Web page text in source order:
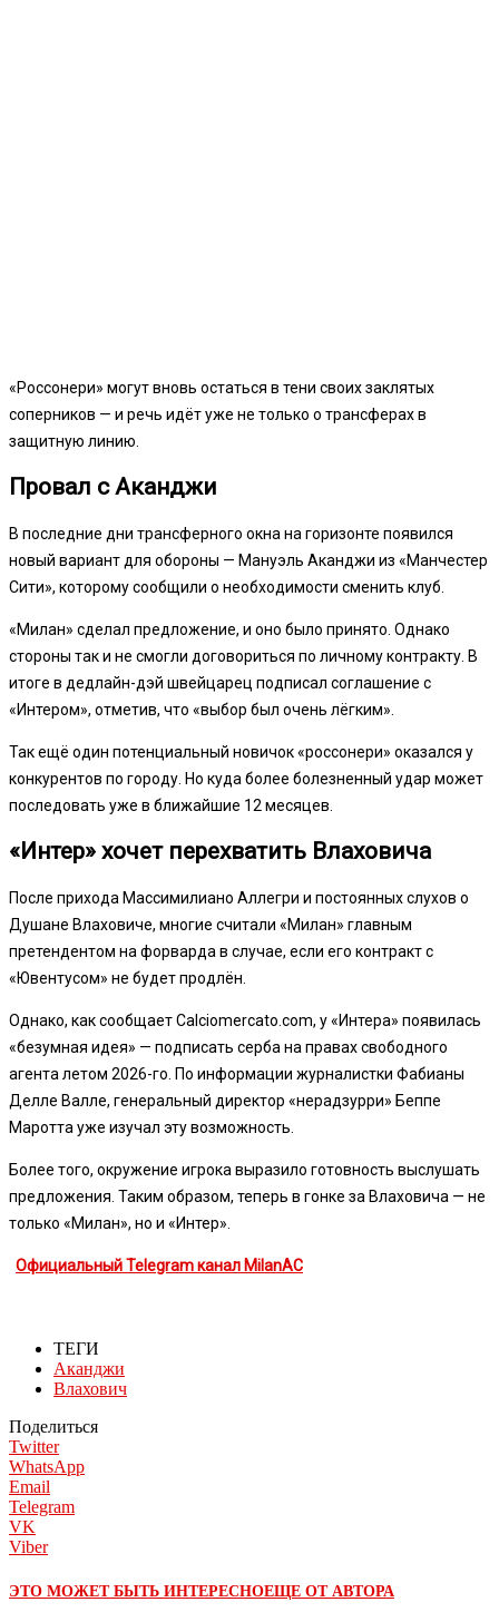
«Россонери» могут вновь остаться в тени своих заклятых
соперников — и речь идёт уже не только о трансферах в
защитную линию.
Провал с Аканджи
В последние дни трансферного окна на горизонте появился
новый вариант для обороны — Мануэль Аканджи из «Манчестер
Сити», которому сообщили о необходимости сменить клуб.
«Милан» сделал предложение, и оно было принято. Однако
стороны так и не смогли договориться по личному контракту. В
итоге в дедлайн-дэй швейцарец подписал соглашение с
«Интером», отметив, что «выбор был очень лёгким».
Так ещё один потенциальный новичок «россонери» оказался у
конкурентов по городу. Но куда более болезненный удар может
последовать уже в ближайшие 12 месяцев.
«Интер» хочет перехватить Влаховича
После прихода Массимилиано Аллегри и постоянных слухов о
Душане Влаховиче, многие считали «Милан» главным
претендентом на форварда в случае, если его контракт с
«Ювентусом» не будет продлён.
Однако, как сообщает Calciomercato.com, у «Интера» появилась
«безумная идея» — подписать серба на правах свободного
агента летом 2026-го. По информации журналистки Фабианы
Делле Валле, генеральный директор «нерадзурри» Беппе
Маротта уже изучал эту возможность.
Более того, окружение игрока выразило готовность выслушать
предложения. Таким образом, теперь в гонке за Влаховича — не
только «Милан», но и «Интер».
Официальный Telegram канал MilanAC
ТЕГИ
Аканджи
Влахович
Поделиться
Twitter
WhatsApp
Email
Telegram
VK
Viber
ЭТО МОЖЕТ БЫТЬ ИНТЕРЕСНОЕЩЕ ОТ АВТОРА